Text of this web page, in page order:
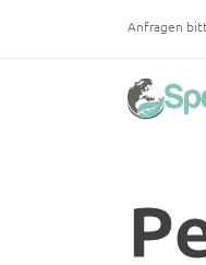
Anfragen